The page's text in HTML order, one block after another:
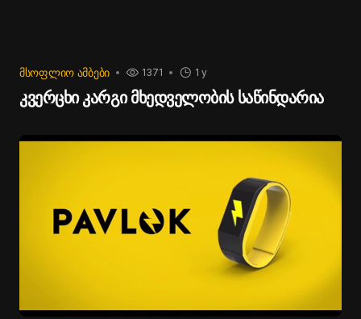
ᲛᲡᲝᲤᲚᲘᲝ ᲐᲛᲑᲔᲑᲘ 1 y
1371
კვერცხი კარგი მხედველობის საწინდარია